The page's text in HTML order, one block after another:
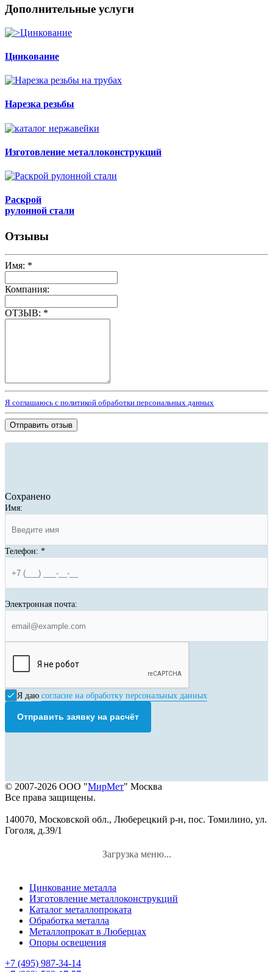
Дополнительные услуги
Цинкование
Нарезка резьбы
Изготовление металлоконструкций
Раскрой
рулонной стали
Отзывы
Имя: *
Компания:
ОТЗЫВ: *
Я соглашаюсь с политикой обработки персональных данных
Отправить отзыв
Сохранено
Имя:
Телефон: *
Электронная почта:
Я даю согласие на обработку персональных данных
Отправить заявку на расчёт
© 2007-2026 ООО "МирМет" Москва
Все права защищены.
140070, Московской обл., Люберецкий р-н, пос. Томилино, ул.
Гоголя, д.39/1
Загрузка меню...
Цинкование металла
Изготовление металлоконструкций
Каталог металлопроката
Обработка металла
Металлопрокат в Люберцах
Опоры освещения
+7 (495) 987-34-14